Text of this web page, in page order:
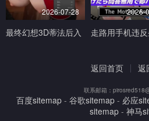
2026-07-28
最终幻想3D蒂法后入
2026-
返回首页 返
联系邮箱：
百度sitemap - 谷歌sitemap - 必应
sitemap- 神马